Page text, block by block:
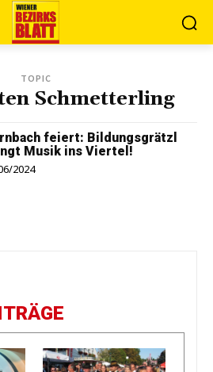
TOPIC
Schmetterling
feiert: Bildungsgrätzl
Musik ins Viertel!
2024